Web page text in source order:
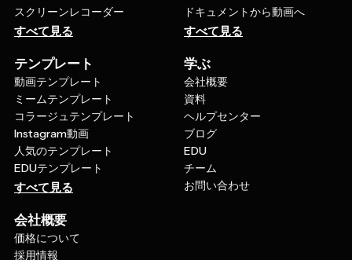
スクリーンレコーダー
すべて見る
ドキュメントから動画へ
すべて見る
テンプレート
動画テンプレート
ミームテンプレート
コラージュテンプレート
Instagram動画
人気のテンプレート
EDUテンプレート
すべて見る
学ぶ
会社概要
資料
ヘルプセンター
ブログ
EDU
チーム
お問い合わせ
会社概要
価格について
採用情報